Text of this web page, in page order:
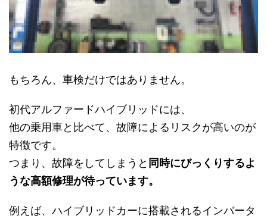
もちろん、車検だけではありません。
初代アルファードハイブリッドには、
他の乗用車と比べて、故障によるリスクが高いのが
特徴です。
つまり、故障をしてしまうと 同時にびっくりするよ
うな高額修理が待っています。
例えば、ハイブリッドカーに搭載されるインバータ